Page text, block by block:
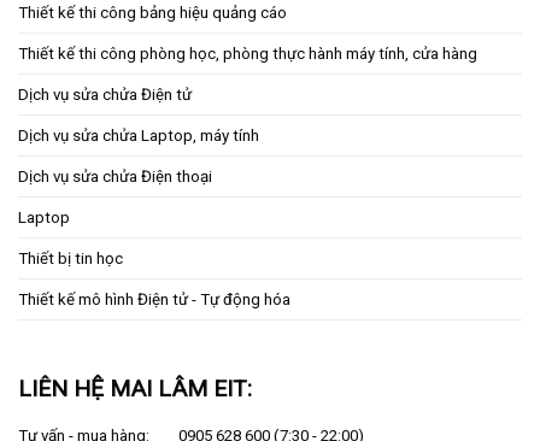
Thiết kế thi công bảng hiệu quảng cáo
Thiết kế thi công phòng học, phòng thực hành máy tính, cửa hàng
Dịch vụ sửa chửa Điện tử
Dịch vụ sửa chửa Laptop, máy tính
Dịch vụ sửa chửa Điện thoại
Laptop
Thiết bị tin học
Thiết kế mô hình Điện tử - Tự động hóa
LIÊN HỆ MAI LÂM EIT:
Tư vấn - mua hàng: 0905 628 600 (7:30 - 22:00)